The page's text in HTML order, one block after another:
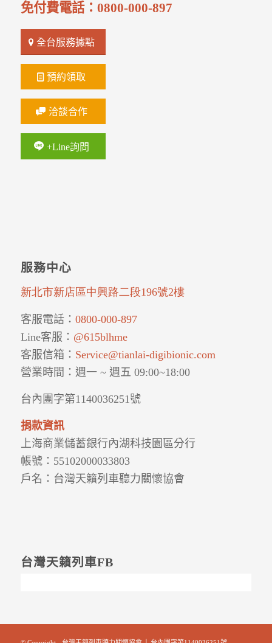
免付費電話： 0800-000-897
全台服務據點
預約領取
洽談合作
+Line詢問
服務中心
新北市新店區中興路二段196號2樓
客服電話： 0800-000-897
Line客服 ： @615blhme
客服信箱： Service@tianlai-digibionic.com
營業時間： 週一 ~ 週五 09:00~18:00
台內團字第1140036251號
捐款資訊
上海商業儲蓄銀行內湖科技園區分行
帳號：55102000033803
戶名：台灣天籟列車聽力關懷協會
台灣天籟列車FB